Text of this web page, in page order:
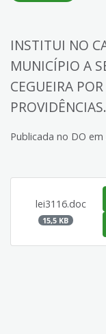
INSTITUI NO
MUNICÍPIO A
CEGUEIRA
PROVIDÊNCIAS.
Publicada no DO
lei3116.doc
15,5 KB